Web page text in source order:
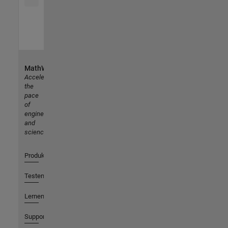
MathWorks
Accelerating
the
pace
of
engineering
and
science
Produkte
Testen oder Kaufen
Lernen
Support